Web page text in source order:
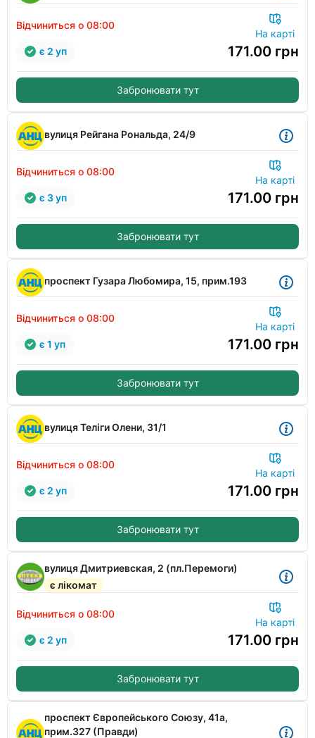
Відчиниться о 08:00
На карті
171.00 грн
є 2 уп
Забронювати тут
вулиця Рейгана Рональда, 24/9
Відчиниться о 08:00
На карті
171.00 грн
є 3 уп
Забронювати тут
проспект Гузара Любомира, 15, прим.193
Відчиниться о 08:00
На карті
171.00 грн
є 1 уп
Забронювати тут
вулиця Теліги Олени, 31/1
Відчиниться о 08:00
На карті
171.00 грн
є 2 уп
Забронювати тут
вулиця Дмитриевская, 2 (пл.Перемоги)
є лікомат
Відчиниться о 08:00
На карті
171.00 грн
є 2 уп
Забронювати тут
проспект Європейського Союзу, 41а,
прим.327 (Правди)